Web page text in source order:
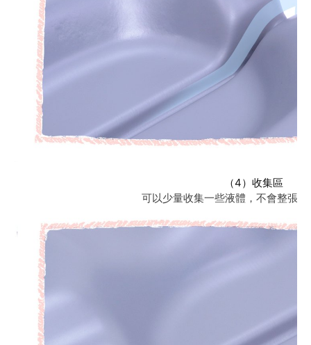
（4）收集區
可以少量收集一些液體，不會整張